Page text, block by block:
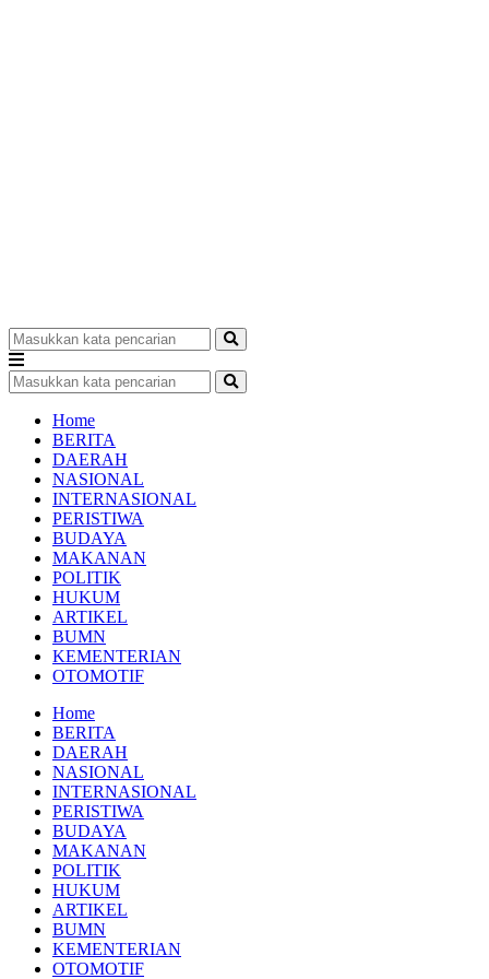
Home
BERITA
DAERAH
NASIONAL
INTERNASIONAL
PERISTIWA
BUDAYA
MAKANAN
POLITIK
HUKUM
ARTIKEL
BUMN
KEMENTERIAN
OTOMOTIF
Home
BERITA
DAERAH
NASIONAL
INTERNASIONAL
PERISTIWA
BUDAYA
MAKANAN
POLITIK
HUKUM
ARTIKEL
BUMN
KEMENTERIAN
OTOMOTIF